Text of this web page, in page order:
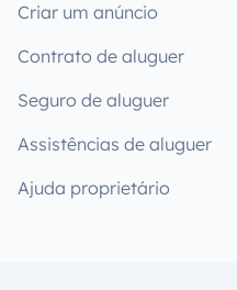
Criar um anúncio
Contrato de aluguer
Seguro de aluguer
Assistências de aluguer
Ajuda proprietário